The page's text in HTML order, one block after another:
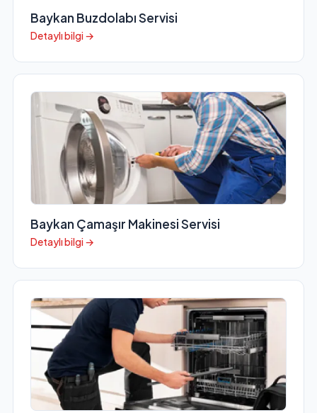
Baykan Buzdolabı Servisi
Detaylı bilgi →
Baykan Çamaşır Makinesi Servisi
Detaylı bilgi →